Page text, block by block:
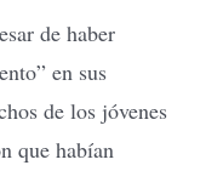
de haber
en sus
de los jóvenes
que habían